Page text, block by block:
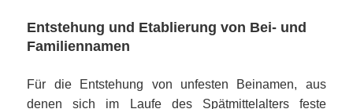
Entstehung und Etablierung von Bei- und
Familiennamen
Für die Entstehung von unfesten Beinamen, aus
denen sich im Laufe des Spätmittelalters feste